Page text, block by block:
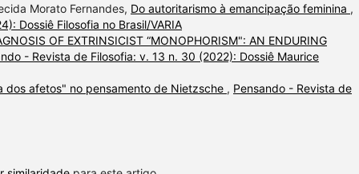
Morato Fernandes, Do autoritarismo à emancipação feminina ,
Dossiê Filosofia no Brasil/VARIA
OF EXTRINSICIST “MONOPHORISM": AN ENDURING
- Revista de Filosofia: v. 13 n. 30 (2022): Dossiê Maurice
dos afetos" no pensamento de Nietzsche , Pensando - Revista de